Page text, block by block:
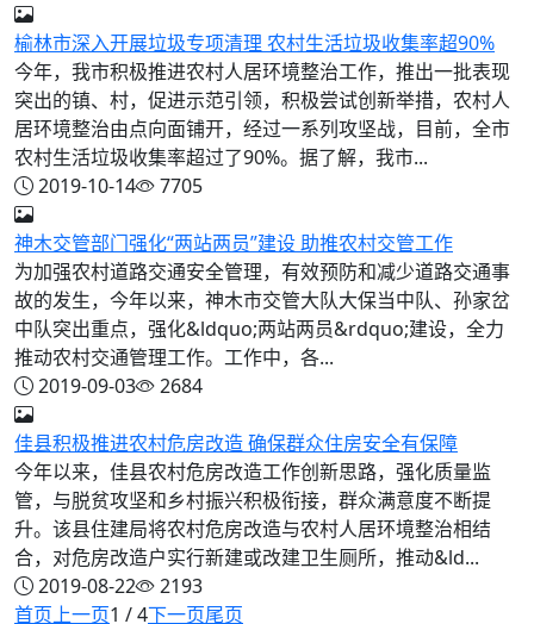
榆林市深入开展垃圾专项清理 农村生活垃圾收集率超90%
今年，我市积极推进农村人居环境整治工作，推出一批表现
突出的镇、村，促进示范引领，积极尝试创新举措，农村人
居环境整治由点向面铺开，经过一系列攻坚战，目前，全市
农村生活垃圾收集率超过了90%。据了解，我市...
2019-10-14
7705
神木交管部门强化“两站两员”建设 助推农村交管工作
为加强农村道路交通安全管理，有效预防和减少道路交通事
故的发生，今年以来，神木市交管大队大保当中队、孙家岔
中队突出重点，强化&ldquo;两站两员&rdquo;建设，全力
推动农村交通管理工作。工作中，各...
2019-09-03
2684
佳县积极推进农村危房改造 确保群众住房安全有保障
今年以来，佳县农村危房改造工作创新思路，强化质量监
管，与脱贫攻坚和乡村振兴积极衔接，群众满意度不断提
升。该县住建局将农村危房改造与农村人居环境整治相结
合，对危房改造户实行新建或改建卫生厕所，推动&ld...
2019-08-22
2193
首页上一页1 / 4下一页尾页